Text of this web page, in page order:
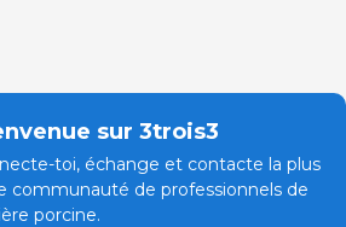
sur 3trois3
toi, échange et contacte la plus
communauté de professionnels de
porcine.